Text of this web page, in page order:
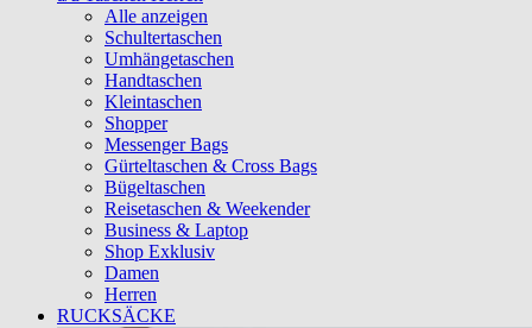
Alle anzeigen
Schultertaschen
Umhängetaschen
Handtaschen
Kleintaschen
Shopper
Messenger Bags
Gürteltaschen & Cross Bags
Bügeltaschen
Reisetaschen & Weekender
Business & Laptop
Shop Exklusiv
Damen
Herren
RUCKSÄCKE